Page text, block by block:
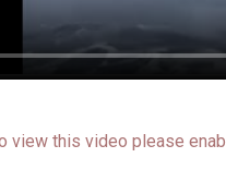
view this video please